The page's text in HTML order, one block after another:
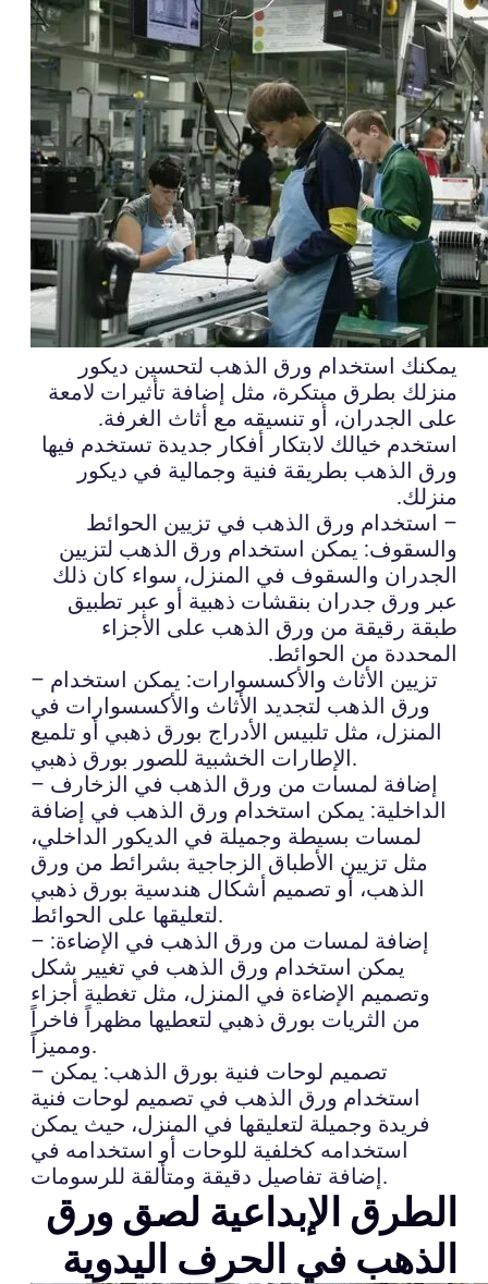
يمكنك استخدام ورق الذهب لتحسين ديكور
منزلك بطرق مبتكرة، مثل إضافة تأثيرات لامعة
على الجدران، أو تنسيقه مع أثاث الغرفة.
استخدم خيالك لابتكار أفكار جديدة تستخدم فيها
ورق الذهب بطريقة فنية وجمالية في ديكور
منزلك.
– استخدام ورق الذهب في تزيين الحوائط
والسقوف: يمكن استخدام ورق الذهب لتزيين
الجدران والسقوف في المنزل، سواء كان ذلك
عبر ورق جدران بنقشات ذهبية أو عبر تطبيق
طبقة رقيقة من ورق الذهب على الأجزاء
المحددة من الحوائط.
– تزيين الأثاث والأكسسوارات: يمكن استخدام
ورق الذهب لتجديد الأثاث والأكسسوارات في
المنزل، مثل تلبيس الأدراج بورق ذهبي أو تلميع
الإطارات الخشبية للصور بورق ذهبي.
– إضافة لمسات من ورق الذهب في الزخارف
الداخلية: يمكن استخدام ورق الذهب في إضافة
لمسات بسيطة وجميلة في الديكور الداخلي،
مثل تزيين الأطباق الزجاجية بشرائط من ورق
الذهب، أو تصميم أشكال هندسية بورق ذهبي
لتعليقها على الحوائط.
– إضافة لمسات من ورق الذهب في الإضاءة:
يمكن استخدام ورق الذهب في تغيير شكل
وتصميم الإضاءة في المنزل، مثل تغطية أجزاء
من الثريات بورق ذهبي لتعطيها مظهراً فاخراً
ومميزاً.
– تصميم لوحات فنية بورق الذهب: يمكن
استخدام ورق الذهب في تصميم لوحات فنية
فريدة وجميلة لتعليقها في المنزل، حيث يمكن
استخدامه كخلفية للوحات أو استخدامه في
إضافة تفاصيل دقيقة ومتألقة للرسومات.
الطرق الإبداعية لصق ورق
الذهب في الحرف اليدوية